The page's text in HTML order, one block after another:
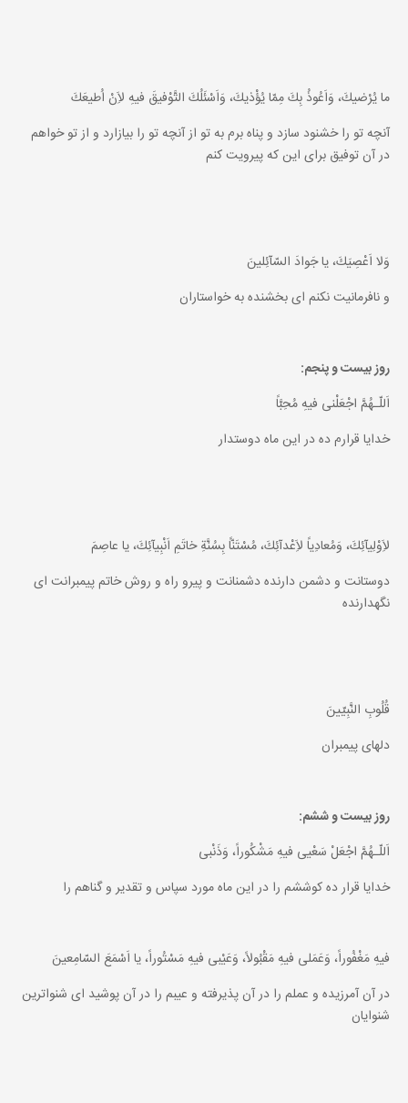
ما يُرْضيكَ، وَاَعُوذُ بِكَ مِمّا يُؤْذيكَ، وَاَسْئَلُكَ التَّوْفيقَ فيهِ لاَِنْ اُطيعَكَ
آنچه تو را خشنود سازد و پناه برم به تو از آنچه تو را بيازارد و از تو خواهم
در آن توفيق براى اين كه پيرويت كنم
وَلا اَعْصِيَكَ، يا جَوادَ السّآئِلينَ
و نافرمانيت نكنم اى بخشنده به خواستاران
روز بيست و پنجم:
اَللّـهُمَّ اجْعَلْنى فيهِ مُحِبَّاً
خدايا قرارم ده در اين ماه دوستدار
لاَِوْلِيآئِكَ، وَمُعادِياً لاَِعْدآئِكَ، مُسْتَنّاً بِسُنَّةِ خاتَمِ اَنْبِيآئِكَ، يا عاصِمَ
دوستانت و دشمن دارنده دشمنانت و پيرو راه و روش خاتم پيمبرانت اى
نگهدارنده
قُلُوبِ النَّبِيّينَ
دلهاى پيمبران
روز بيست و ششم:
اَللّـهُمَّ اجْعَلْ سَعْيى فيهِ مَشْكُوراً، وَذَنْبى
خدايا قرار ده كوششم را در اين ماه مورد سپاس و تقدير و گناهم را
فيهِ مَغْفُوراً، وَعَمَلى فيهِ مَقْبُولاً، وَعَيْبى فيهِ مَسْتُوراً، يا اَسْمَعَ السّامِعينَ
در آن آمرزيده و عملم را در آن پذيرفته و عيبم را در آن پوشيد اى شنواترين
شنوايان